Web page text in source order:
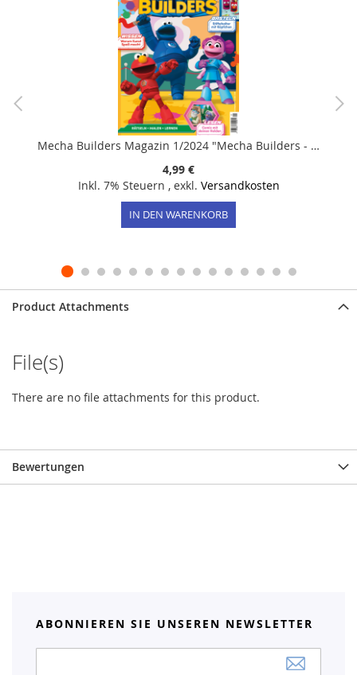
Mecha Builders Magazin 1/2024 "Mecha Builders - Rätseln, Malen, Lernen"
4,99 €
Inkl. 7% Steuern , exkl. Versandkosten
IN DEN WARENKORB
Product Attachments
File(s)
There are no file attachments for this product.
Bewertungen
ABONNIEREN SIE UNSEREN NEWSLETTER